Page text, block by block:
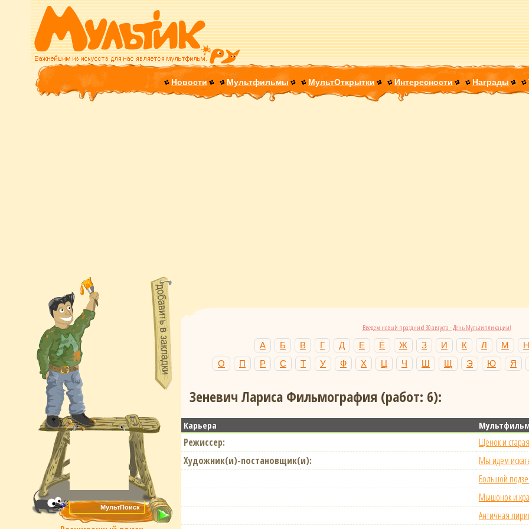
Новости Мультфильмы МультОткрытки Интересности Награды
Введем новый праздник! 30 августа - День Мультипликации!
А Б В Г Д Е Ё Ж З И К Л М
Н
О
П Р С Т У Ф Х Ц Ч Ш Щ Э Ю Я
Зеневич Лариса Фильмография (работ: 6):
Карьера
Режиссер:
Щенок и
Художник(и)-постановщик(и):
Мы идем
Большой
Мышонок и
Античная